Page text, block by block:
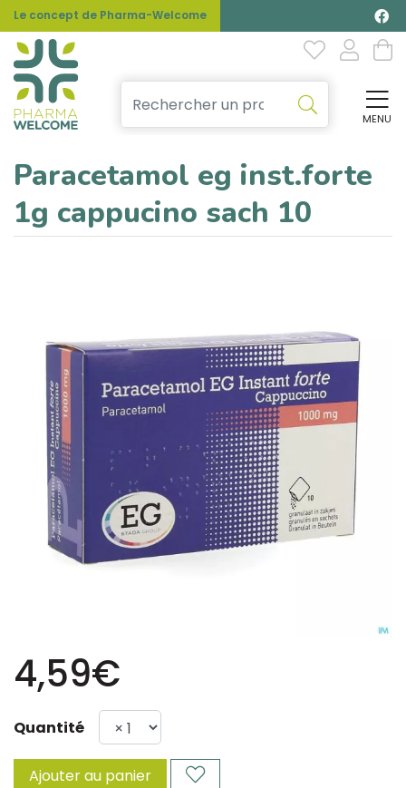
Le concept de Pharma-Welcome
MENU
Paracetamol eg inst.forte
1g cappucino sach 10
4,59€
Quantité
Ajouter au panier